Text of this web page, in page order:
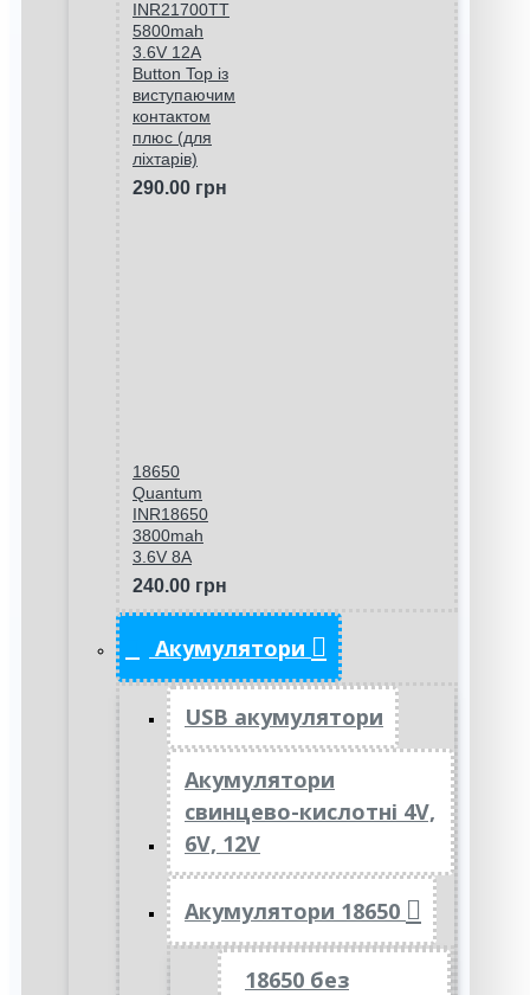
INR21700TT
5800mah
3.6V 12A
Button Top із
виступаючим
контактом
плюс (для
ліхтарів)
290.00 грн
18650
Quantum
INR18650
3800mah
3.6V 8A
240.00 грн
Акумулятори
USB акумулятори
Акумулятори
свинцево-кислотні 4V,
6V, 12V
Акумулятори 18650
18650 без